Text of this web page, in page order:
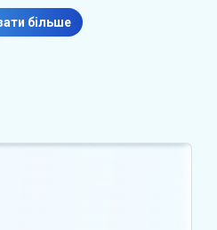
та…
більше